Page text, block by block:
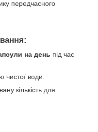
передчасного
на день під час
чистої води.
кількість для